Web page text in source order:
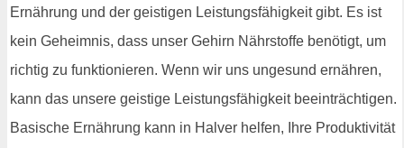
Ernährung und der geistigen Leistungsfähigkeit gibt. Es ist
kein Geheimnis, dass unser Gehirn Nährstoffe benötigt, um
richtig zu funktionieren. Wenn wir uns ungesund ernähren,
kann das unsere geistige Leistungsfähigkeit beeinträchtigen.
Basische Ernährung kann in Halver helfen, Ihre Produktivität